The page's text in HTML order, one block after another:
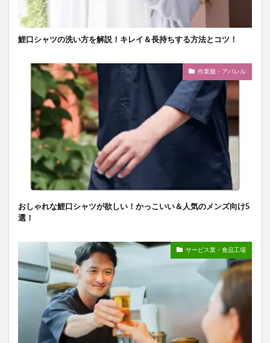
鯉口シャツの洗い方を解説！キレイ＆長持ちする方法とコツ！
作業服・アパレル
おしゃれな鯉口シャツが欲しい！かっこいい＆人気のメンズ向け5
選！
サービス業・食品工場